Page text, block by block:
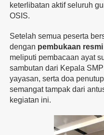
keterlibatan aktifseluruh
OSIS.
Setelah semua peserta
dengan pembukaan resmi
meliputi pembacaan ayat
sambutan dari Kepala SMP
yayasan, serta doa
semangattampak dari
kegiatan ini.